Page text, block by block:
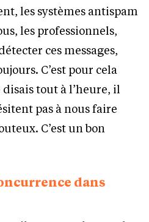
les systèmes antispam
les professionnels,
ces messages,
C’est pour cela
tout à l’heure, il
pas à nous faire
C’est un bon
dans